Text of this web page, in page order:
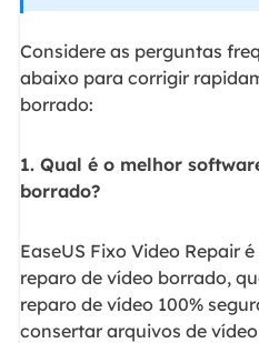
Considere as perguntas
abaixo para corrigir
borrado:
1. Qual é o melhor
borrado?
EaseUS Fixo Video Repair
reparo de vídeo borrado,
reparo de vídeo 100%
consertar arquivos de